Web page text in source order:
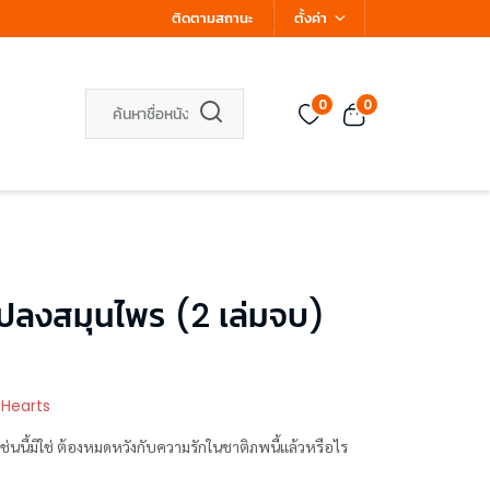
ติดตามสถานะ ตั้งค่า
0 0
งสมุนไพร (2 เล่มจบ)
Hearts
นนี้มิใช่ ต้องหมดหวังกับความรักในชาติภพนี้แล้วหรือไร